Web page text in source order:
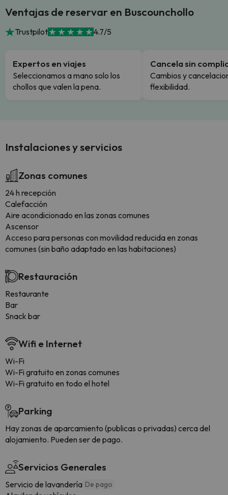
Ventajas de reservar en Buscounchollo
Trustpilot 4.7/5
Expertos en viajes
Seleccionamos a mano solo los
chollos que valen la pena.
Cancela sin
Cambios y
flexibilidad.
Instalaciones y servicios
Zonas comunes
24 h recepción
Calefacción
Aire acondicionado en las zonas comunes
Ascensor
Acceso para personas con movilidad reducida en zonas
comunes (sin baño adaptado en las habitaciones)
Restauración
Restaurante
Bar
Snack bar
Wifi e Internet
Wi-Fi
Wi-Fi gratuito en zonas comunes
Wi-Fi gratuito en todo el hotel
Parking
Hay zonas de aparcamiento (publicas o privadas) cerca del
alojamiento. Pueden ser de pago.
Servicios Generales
Servicio de lavandería De pago